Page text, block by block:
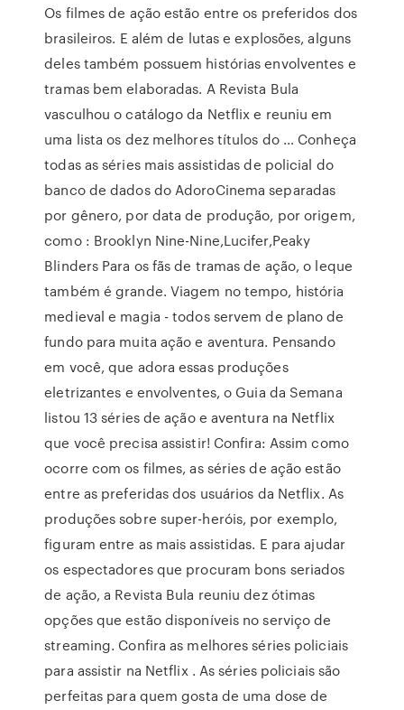
Os filmes de ação estão entre os preferidos dos
brasileiros. E além de lutas e explosões, alguns
deles também possuem histórias envolventes e
tramas bem elaboradas. A Revista Bula
vasculhou o catálogo da Netflix e reuniu em
uma lista os dez melhores títulos do … Conheça
todas as séries mais assistidas de policial do
banco de dados do AdoroCinema separadas
por gênero, por data de produção, por origem,
como : Brooklyn Nine-Nine,Lucifer,Peaky
Blinders Para os fãs de tramas de ação, o leque
também é grande. Viagem no tempo, história
medieval e magia - todos servem de plano de
fundo para muita ação e aventura. Pensando
em você, que adora essas produções
eletrizantes e envolventes, o Guia da Semana
listou 13 séries de ação e aventura na Netflix
que você precisa assistir! Confira: Assim como
ocorre com os filmes, as séries de ação estão
entre as preferidas dos usuários da Netflix. As
produções sobre super-heróis, por exemplo,
figuram entre as mais assistidas. E para ajudar
os espectadores que procuram bons seriados
de ação, a Revista Bula reuniu dez ótimas
opções que estão disponíveis no serviço de
streaming. Confira as melhores séries policiais
para assistir na Netflix . As séries policiais são
perfeitas para quem gosta de uma dose de